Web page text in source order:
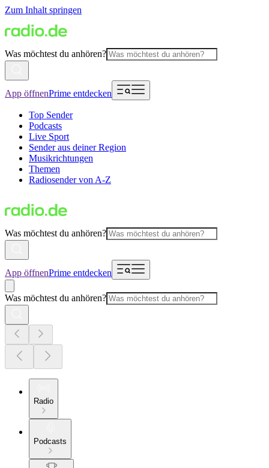
Zum Inhalt springen
Was möchtest du anhören?
App öffnenPrime entdecken
Top Sender
Podcasts
Live Sport
Sender aus deiner Region
Musikrichtungen
Themen
Radiosender von A-Z
Was möchtest du anhören?
App öffnenPrime entdecken
Was möchtest du anhören?
Radio
Podcasts